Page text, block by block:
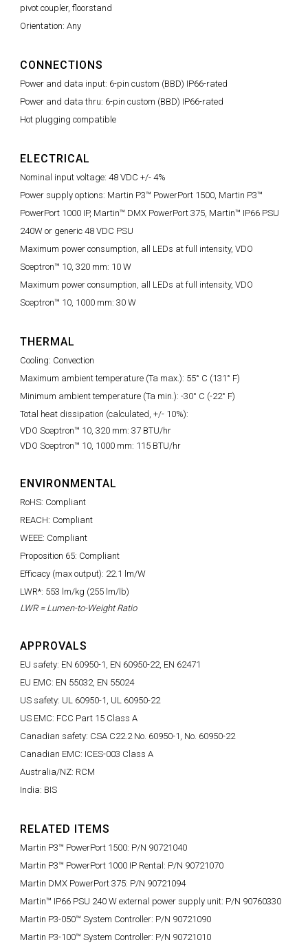
pivot coupler, floorstand
Orientation: Any
CONNECTIONS
Power and data input: 6-pin custom (BBD) IP66-rated
Power and data thru: 6-pin custom (BBD) IP66-rated
Hot plugging compatible
ELECTRICAL
Nominal input voltage: 48 VDC +/- 4%
Power supply options: Martin P3™ PowerPort 1500, Martin P3™
PowerPort 1000 IP, Martin™ DMX PowerPort 375, Martin™ IP66 PSU
240W or generic 48 VDC PSU
Maximum power consumption, all LEDs at full intensity, VDO
Sceptron™ 10, 320 mm: 10 W
Maximum power consumption, all LEDs at full intensity, VDO
Sceptron™ 10, 1000 mm: 30 W
THERMAL
Cooling: Convection
Maximum ambient temperature (Ta max.): 55° C (131° F)
Minimum ambient temperature (Ta min.): -30° C (-22° F)
Total heat dissipation (calculated, +/- 10%):
VDO Sceptron™ 10, 320 mm: 37 BTU/hr
VDO Sceptron™ 10, 1000 mm: 115 BTU/hr
ENVIRONMENTAL
RoHS: Compliant
REACH: Compliant
WEEE: Compliant
Proposition 65: Compliant
Efficacy (max output): 22.1 lm/W
LWR*: 553 lm/kg (255 lm/lb)
LWR = Lumen-to-Weight Ratio
APPROVALS
EU safety: EN 60950-1, EN 60950-22, EN 62471
EU EMC: EN 55032, EN 55024
US safety: UL 60950-1, UL 60950-22
US EMC: FCC Part 15 Class A
Canadian safety: CSA C22.2 No. 60950-1, No. 60950-22
Canadian EMC: ICES-003 Class A
Australia/NZ: RCM
India: BIS
RELATED ITEMS
Martin P3™ PowerPort 1500: P/N 90721040
Martin P3™ PowerPort 1000 IP Rental: P/N 90721070
Martin DMX PowerPort 375: P/N 90721094
Martin™ IP66 PSU 240 W external power supply unit: P/N 90760330
Martin P3-050™ System Controller: P/N 90721090
Martin P3-100™ System Controller: P/N 90721010